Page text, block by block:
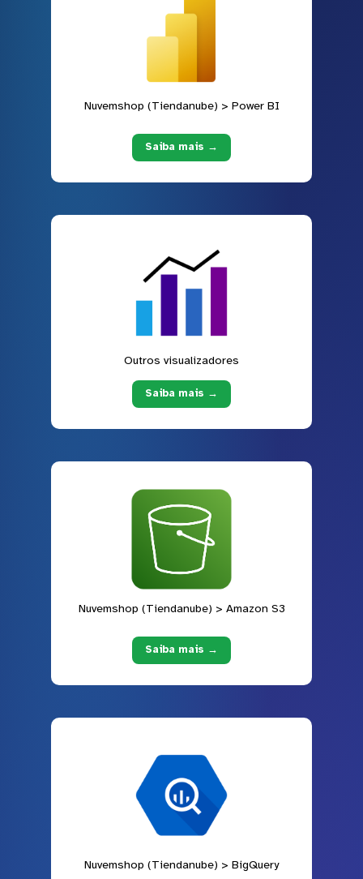
Nuvemshop (Tiendanube) > Power BI
Saiba mais →
Outros visualizadores
Saiba mais →
Nuvemshop (Tiendanube) > Amazon S3
Saiba mais →
Nuvemshop (Tiendanube) > BigQuery